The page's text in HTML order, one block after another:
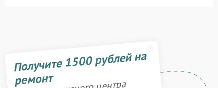
Получите 1500 рублей на
ремонт